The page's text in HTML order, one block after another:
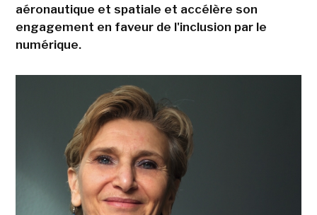
aéronautique et spatiale et accélère son
engagement en faveur de l'inclusion par le
numérique.